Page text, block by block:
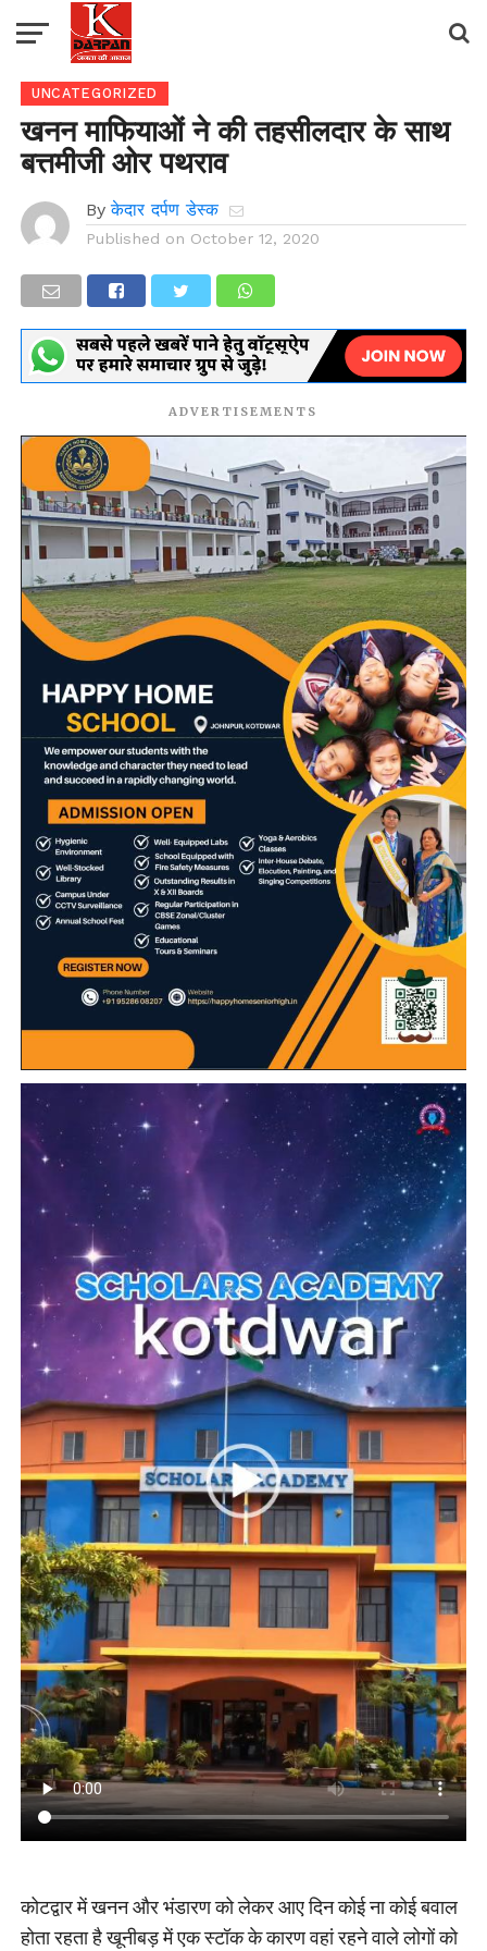
UNCATEGORIZED
खनन माफियाओं ने की तहसीलदार के साथ
बत्तमीजी ओर पथराव
By केदार दर्पण डेस्क
Published on October 12, 2020
ADVERTISEMENTS
कोटद्वार में खनन और भंडारण को लेकर आए दिन कोई ना कोई बवाल
होता रहता है खूनीबड़ में एक स्टॉक के कारण वहां रहने वाले लोगों को